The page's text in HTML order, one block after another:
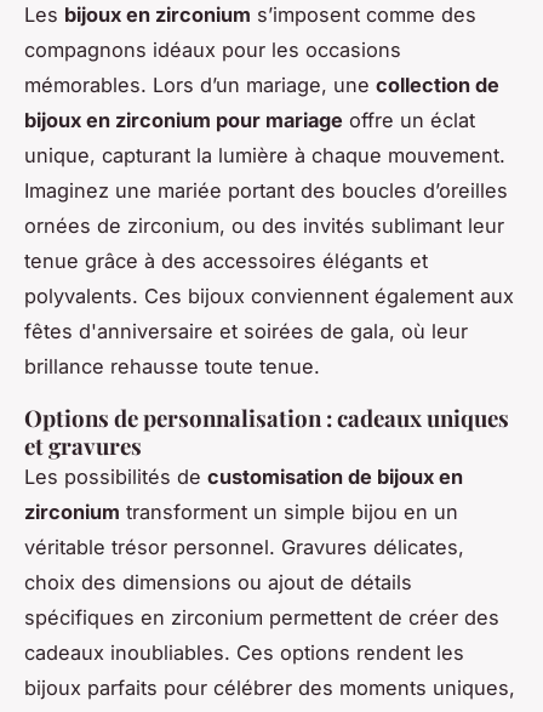
Les bijoux en zirconium s’imposent comme des
compagnons idéaux pour les occasions
mémorables. Lors d’un mariage, une collection de
bijoux en zirconium pour mariage offre un éclat
unique, capturant la lumière à chaque mouvement.
Imaginez une mariée portant des boucles d’oreilles
ornées de zirconium, ou des invités sublimant leur
tenue grâce à des accessoires élégants et
polyvalents. Ces bijoux conviennent également aux
fêtes d'anniversaire et soirées de gala, où leur
brillance rehausse toute tenue.
Options de personnalisation : cadeaux uniques
et gravures
Les possibilités de customisation de bijoux en
zirconium transforment un simple bijou en un
véritable trésor personnel. Gravures délicates,
choix des dimensions ou ajout de détails
spécifiques en zirconium permettent de créer des
cadeaux inoubliables. Ces options rendent les
bijoux parfaits pour célébrer des moments uniques,